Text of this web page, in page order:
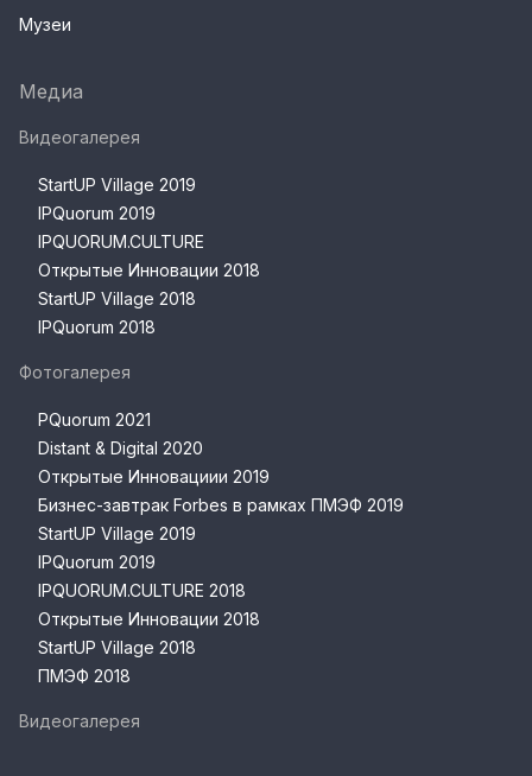
Музеи
Медиа
Видеогалерея
StartUP Village 2019
IPQuorum 2019
IPQUORUM.CULTURE
Открытые Инновации 2018
StartUP Village 2018
IPQuorum 2018
Фотогалерея
PQuorum 2021
Distant & Digital 2020
Открытые Инновациии 2019
Бизнес-завтрак Forbes в рамках ПМЭФ 2019
StartUP Village 2019
IPQuorum 2019
IPQUORUM.CULTURE 2018
Открытые Инновации 2018
StartUP Village 2018
ПМЭФ 2018
Видеогалерея